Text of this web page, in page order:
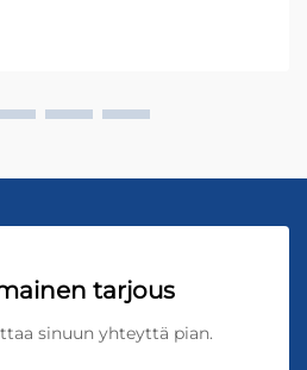
tarjous
sinuun yhteyttä pian.